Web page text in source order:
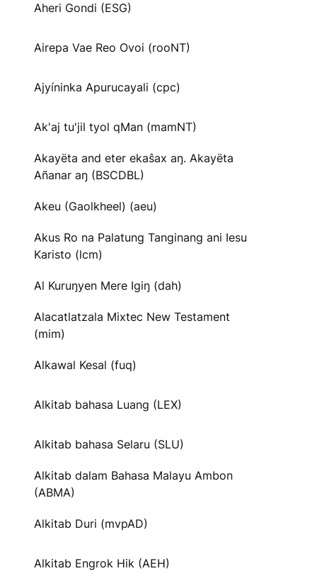
Aheri Gondi (ESG)
Airepa Vae Reo Ovoi (rooNT)
Ajyíninka Apurucayali (cpc)
Ak'aj tu'jil tyol qMan (mamNT)
Akayëta and eter ekaŝax aŋ. Akayëta
Añanar aŋ (BSCDBL)
Akeu (Gaolkheel) (aeu)
Akus Ro na Palatung Tanginang ani Iesu
Karisto (lcm)
Al Kuruŋyen Mere Igiŋ (dah)
Alacatlatzala Mixtec New Testament
(mim)
Alkawal Kesal (fuq)
Alkitab bahasa Luang (LEX)
Alkitab bahasa Selaru (SLU)
Alkitab dalam Bahasa Malayu Ambon
(ABMA)
Alkitab Duri (mvpAD)
Alkitab Engrok Hik (AEH)